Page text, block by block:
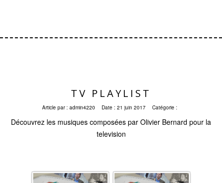
TV PLAYLIST
Article par : admin4220 Date : 21 juin 2017 Catégorie :
Découvrez les musiques composées par Olivier Bernard pour la
television